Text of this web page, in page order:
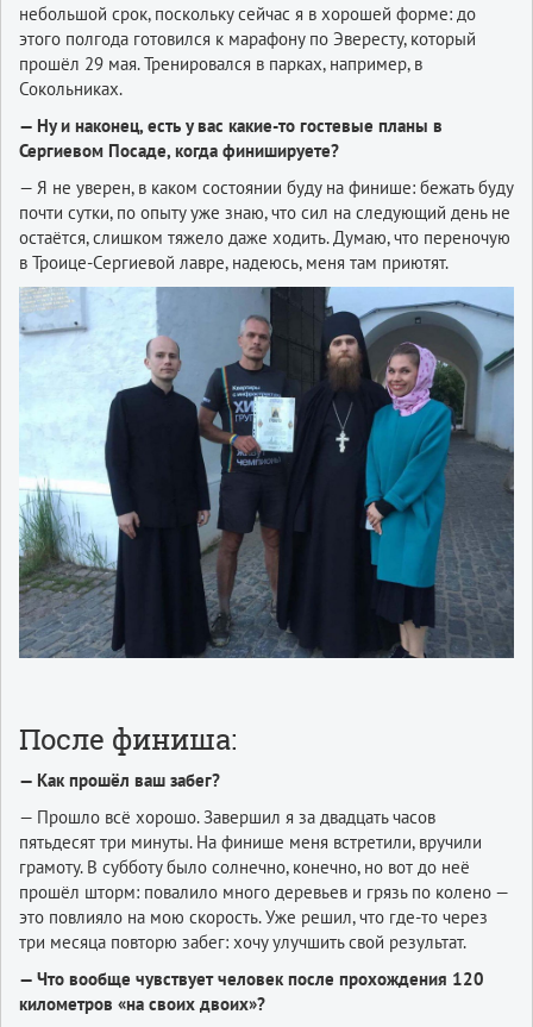
небольшой срок, поскольку сейчас я в хорошей форме: до
этого полгода готовился к марафону по Эвересту, который
прошёл 29 мая. Тренировался в парках, например, в
Сокольниках.
— Ну и наконец, есть у вас какие-то гостевые планы в
Сергиевом Посаде, когда финишируете?
— Я не уверен, в каком состоянии буду на финише: бежать буду
почти сутки, по опыту уже знаю, что сил на следующий день не
остаётся, слишком тяжело даже ходить. Думаю, что переночую
в Троице-Сергиевой лавре, надеюсь, меня там приютят.
После финиша:
— Как прошёл ваш забег?
— Прошло всё хорошо. Завершил я за двадцать часов
пятьдесят три минуты. На финише меня встретили, вручили
грамоту. В субботу было солнечно, конечно, но вот до неё
прошёл шторм: повалило много деревьев и грязь по колено —
это повлияло на мою скорость. Уже решил, что где-то через
три месяца повторю забег: хочу улучшить свой результат.
— Что вообще чувствует человек после прохождения 120
километров «на своих двоих»?